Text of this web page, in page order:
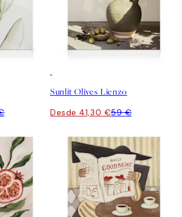
Sunlit Olives Lienzo
Desde 41,30 €59 €